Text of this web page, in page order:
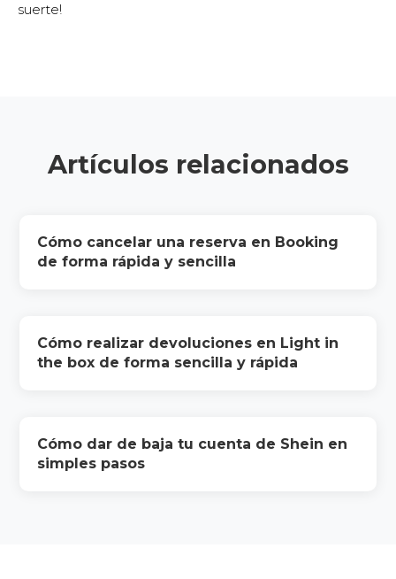
suerte!
Artículos relacionados
Cómo cancelar una reserva en Booking
de forma rápida y sencilla
Cómo realizar devoluciones en Light in
the box de forma sencilla y rápida
Cómo dar de baja tu cuenta de Shein en
simples pasos